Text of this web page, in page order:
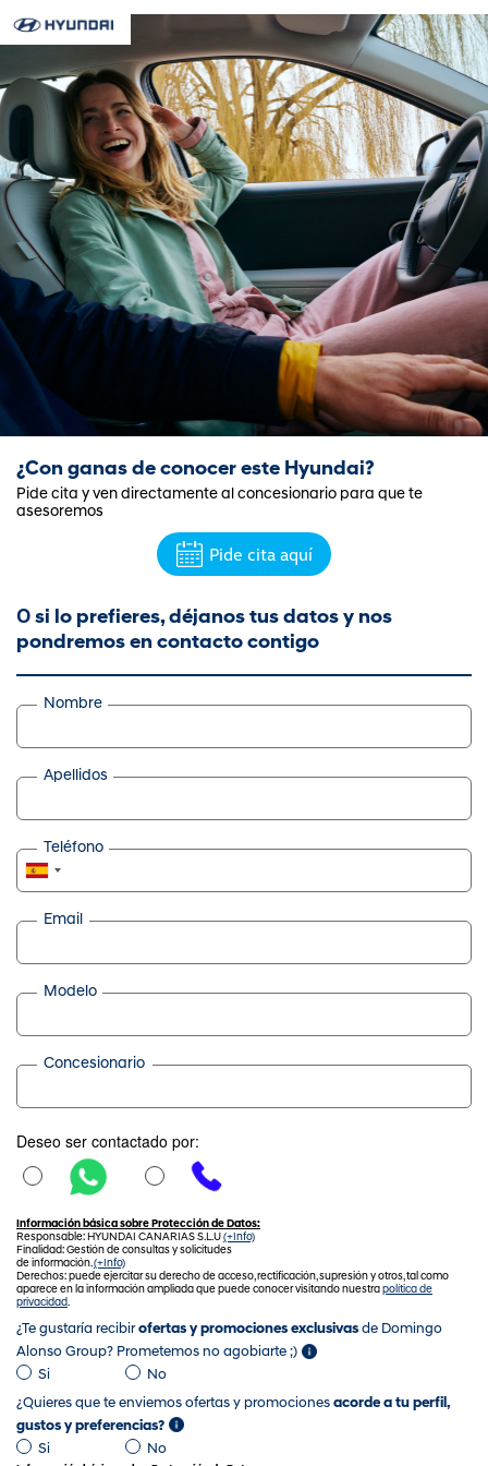
¿Con ganas de conocer este Hyundai?
Pide cita y ven directamente al concesionario para que te
asesoremos
Pide cita aquí
O si lo prefieres, déjanos tus datos y nos
pondremos en contacto contigo
Nombre
Apellidos
Teléfono
Email
Modelo
Concesionario
Deseo ser contactado por:
Información básica sobre Protección de Datos:
Responsable: HYUNDAI CANARIAS S.L.U(+Info)
Finalidad: Gestión de consultas y solicitudes
de información.(+Info)
Derechos: puede ejercitar su derecho de acceso, rectificación, supresión y otros, tal como
aparece en la información ampliada que puede conocer visitando nuestrapolítica de
privacidad.
¿Te gustaría recibirofertas y promociones exclusivas de Domingo
Alonso Group? Prometemos no agobiarte ;)
Si
No
¿Quieres que te enviemos ofertas y promociones acorde a tu perfil,
gustos y preferencias?
Si
No